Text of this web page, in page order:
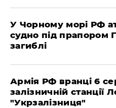
У Чорному морі РФ
судно під прапором
загиблі
Армія РФ вранці 6
залізничній станції
"Укрзалізниця"